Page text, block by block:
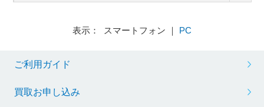
表示： スマートフォン ｜ PC
ご利用ガイド
買取お申し込み